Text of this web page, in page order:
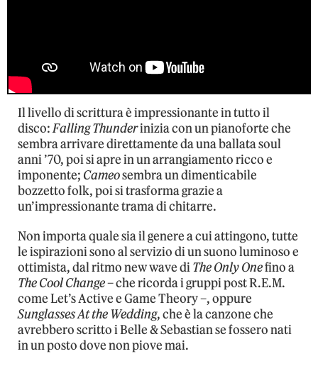
Il livello di scrittura è impressionante in tutto il
disco:Falling Thunderinizia con un pianoforte che
sembra arrivare direttamente da una ballata soul
anni ’70, poi si apre in un arrangiamento ricco e
imponente; Cameosembra un dimenticabile
bozzetto folk, poi si trasforma grazie a
un’impressionante trama di chitarre.
Non importa quale sia il genere a cui attingono, tutte
le ispirazioni sono al servizio di un suono luminoso e
ottimista, dal ritmo new wave diThe Only Onefino a
The Cool Change– che ricorda i gruppi post R.E.M.
come Let’s Active e Game Theory –, oppure
Sunglasses At the Wedding, che è la canzone che
avrebbero scritto i Belle & Sebastian se fossero nati
in un posto dove non piove mai.